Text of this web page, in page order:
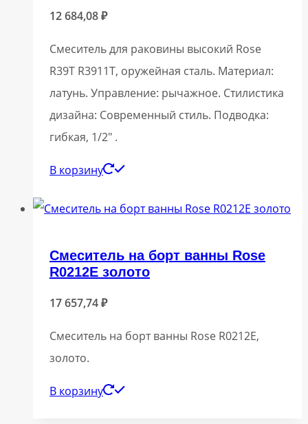
12 684,08₽
Смеситель для раковины высокий Rose
R39T R3911T, оружейная сталь. Материал:
латунь. Управление: рычажное. Стилистика
дизайна: Современный стиль. Подводка:
гибкая, 1/2″ .
В корзину
Смеситель на борт ванны Rose
R0212E золото
17 657,74₽
Смеситель на борт ванны Rose R0212E,
золото.
В корзину